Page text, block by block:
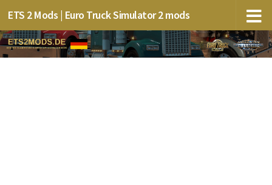
ETS 2 Mods | Euro Truck Simulator 2 mods